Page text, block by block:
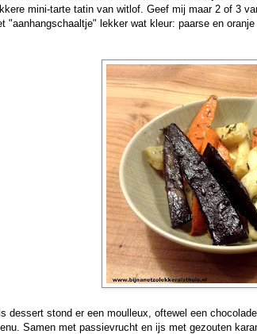
mini-tarte tatin van witlof. Geef mij maar 2 of 3
"aanhangschaaltje" lekker wat kleur: paarse en
dessert stond er een moulleux, oftewel een
Samen met passievrucht en ijs met gezouten